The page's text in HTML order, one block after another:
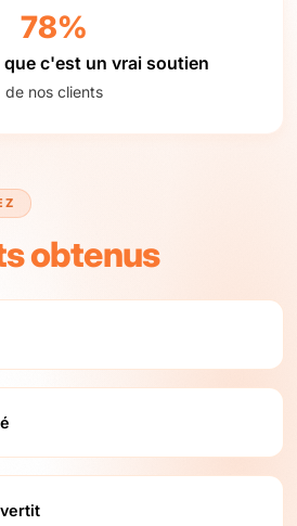
78%
c'est un vrai soutien
de nos clients
obtenus